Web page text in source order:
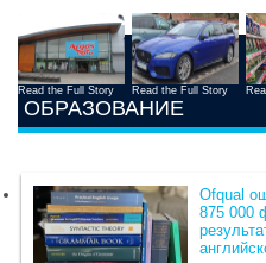
Read the Full Story Read the Full Story
ОБРАЗОВАНИЕ
Ofqual
875 000